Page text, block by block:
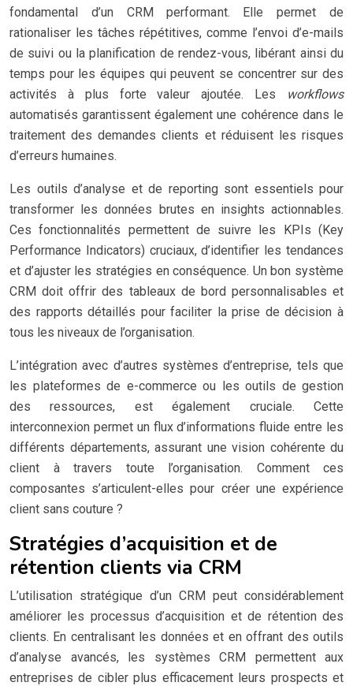
fondamental d’un CRM performant. Elle permet de
rationaliser les tâches répétitives, comme l’envoi d’e-mails
de suivi ou la planification de rendez-vous, libérant ainsi du
temps pour les équipes qui peuvent se concentrer sur des
activités à plus forte valeur ajoutée. Les
workflows
automatisés garantissent également une cohérence dans le
traitement des demandes clients et réduisent les risques
d’erreurs humaines.
Les outils d’analyse et de reporting sont essentiels pour
transformer les données brutes en insights actionnables.
Ces fonctionnalités permettent de suivre les KPIs (Key
Performance Indicators) cruciaux, d’identifier les tendances
et d’ajuster les stratégies en conséquence. Un bon système
CRM doit offrir des tableaux de bord personnalisables et
des rapports détaillés pour faciliter la prise de décision à
tous les niveaux de l’organisation.
L’intégration avec d’autres systèmes d’entreprise, tels que
les plateformes de e-commerce ou les outils de gestion
des ressources, est également cruciale. Cette
interconnexion permet un flux d’informations fluide entre les
différents départements, assurant une vision cohérente du
client à travers toute l’organisation. Comment ces
composantes s’articulent-elles pour créer une expérience
client sans couture ?
Stratégies d’acquisition et de
rétention clients via CRM
L’utilisation stratégique d’un CRM peut considérablement
améliorer les processus d’acquisition et de rétention des
clients. En centralisant les données et en offrant des outils
d’analyse avancés, les systèmes CRM permettent aux
entreprises de cibler plus efficacement leurs prospects et